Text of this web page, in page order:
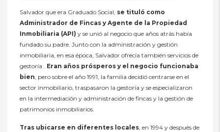
Salvador que era Graduado Social, se tituló como
Administrador de Fincas y Agente de la Propiedad
Inmobiliaria (API) y se unió al negocio que años atrás había
fundado su padre. Junto con la administración y gestión
inmobiliaria, en esa época, Salvador ofrecía también servicios de
gestoría . Eran años prósperos y el negocio funcionaba
bien , pero sobre el año 1991, la familia decidió centrarse en el
sector inmobiliario, traspasaron la gestoría y se especializaron
en la intermediación y administración de fincas y la gestión de
patrimonios inmobiliarios.
Tras ubicarse en diferentes locales , en 1994 y después de